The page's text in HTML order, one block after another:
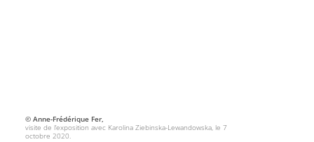
© Anne-Frédérique Fer,
visite de l’exposition avec Karolina Ziebinska-Lewandowska, le 7
octobre 2020.